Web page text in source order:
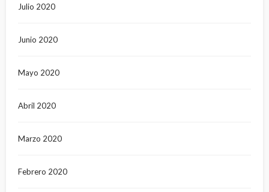
Julio 2020
Junio 2020
Mayo 2020
Abril 2020
Marzo 2020
Febrero 2020